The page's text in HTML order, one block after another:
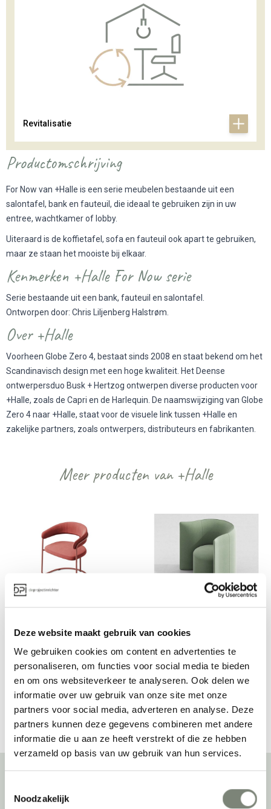
Deze website maakt gebruik van cookies
We gebruiken cookies om content en advertenties te
personaliseren, om functies voor social media te bieden
en om ons websiteverkeer te analyseren. Ook delen we
informatie over uw gebruik van onze site met onze
partners voor social media, adverteren en analyse. Deze
partners kunnen deze gegevens combineren met andere
informatie die u aan ze heeft verstrekt of die ze hebben
verzameld op basis van uw gebruik van hun services.
Noodzakelijk
Revitalisatie
Productomschrijving
For Now van +Halle is een serie meubelen bestaande uit een
salontafel, bank en fauteuil, die ideaal te gebruiken zijn in uw
entree, wachtkamer of lobby.
Uiteraard is de koffietafel, sofa en fauteuil ook apart te gebruiken,
maar ze staan het mooiste bij elkaar.
Kenmerken +Halle For Now serie
Serie bestaande uit een bank, fauteuil en salontafel.
Ontworpen door: Chris Liljenberg Halstrøm.
Over +Halle
Voorheen Globe Zero 4, bestaat sinds 2008 en staat bekend om het
Scandinavisch design met een hoge kwaliteit. Het Deense
ontwerpersduo Busk + Hertzog ontwerpen diverse producten voor
+Halle, zoals de Capri en de Harlequin. De naamswijziging van Globe
Zero 4 naar +Halle, staat voor de visuele link tussen +Halle en
zakelijke partners, zoals ontwerpers, distributeurs en fabrikanten.
Meer producten van +Halle
+Halle Opus Chair
Prijs op aanvraag
+Halle Proto fauteuil
Prijs op aanvraag
Bekijk alles van +Halle
Over deprojectinrichter